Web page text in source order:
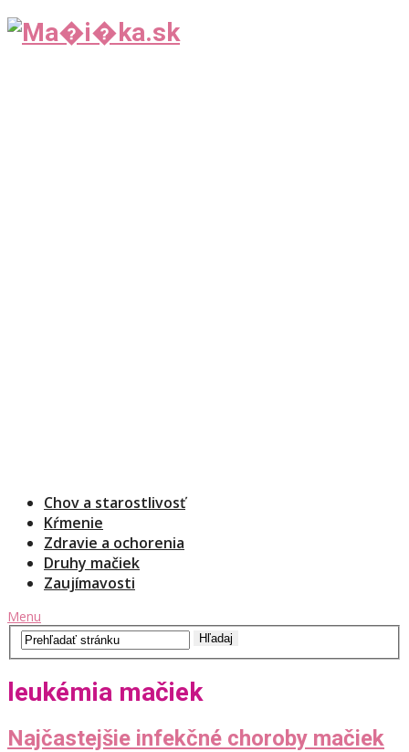
Chov a starostlivosť
Kŕmenie
Zdravie a ochorenia
Druhy mačiek
Zaujímavosti
Menu
leukémia mačiek
Najčastejšie infekčné choroby mačiek